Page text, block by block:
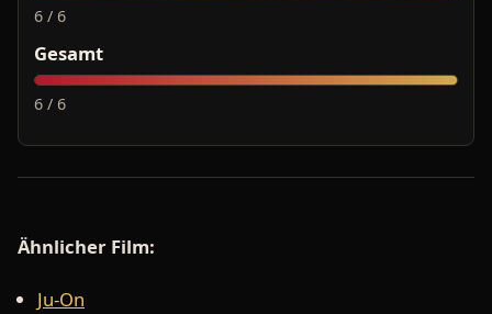
6 / 6
Gesamt
6 / 6
Ähnlicher Film:
Ju-On